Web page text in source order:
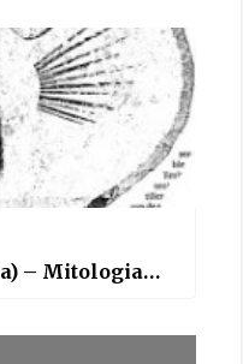
– Mitologia…